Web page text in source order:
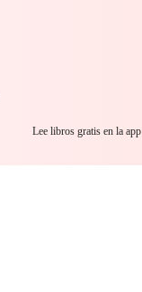
Lee libros gratis en la app